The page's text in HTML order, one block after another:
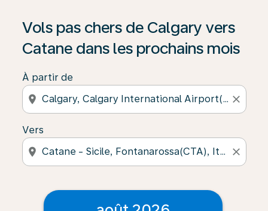
Vols pas chers de Calgary vers
Catane dans les prochains mois
À partir de
location_on close
Vers
location_on close